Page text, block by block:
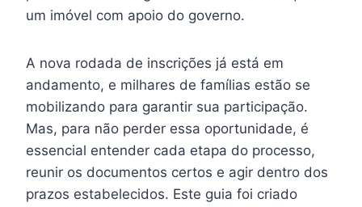
um imóvel com apoio do governo.
A nova rodada de inscrições já está em
andamento, e milhares de famílias estão se
mobilizando para garantir sua participação.
Mas, para não perder essa oportunidade, é
essencial entender cada etapa do processo,
reunir os documentos certos e agir dentro dos
prazos estabelecidos. Este guia foi criado